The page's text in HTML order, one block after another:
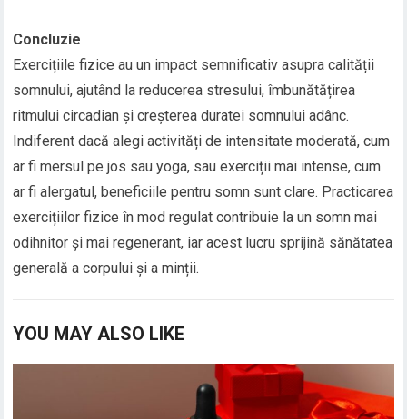
Concluzie
Exercițiile fizice au un impact semnificativ asupra calității
somnului, ajutând la reducerea stresului, îmbunătățirea
ritmului circadian și creșterea duratei somnului adânc.
Indiferent dacă alegi activități de intensitate moderată, cum
ar fi mersul pe jos sau yoga, sau exerciții mai intense, cum
ar fi alergatul, beneficiile pentru somn sunt clare. Practicarea
exercițiilor fizice în mod regulat contribuie la un somn mai
odihnitor și mai regenerant, iar acest lucru sprijină sănătatea
generală a corpului și a minții.
YOU MAY ALSO LIKE